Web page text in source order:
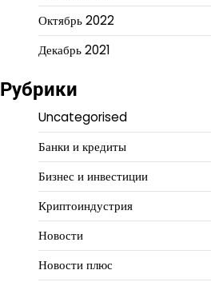
Октябрь 2022
Декабрь 2021
Рубрики
Uncategorised
Банки и кредиты
Бизнес и инвестиции
Криптоиндустрия
Новости
Новости плюс